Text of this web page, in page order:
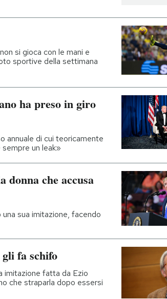
si gioca con le mani e
sportive della settimana
ha preso in giro
annuale di cui teoricamente
un leak»
donna che accusa
sua imitazione, facendo
fa schifo
imitazione fatta da Ezio
che straparla dopo essersi